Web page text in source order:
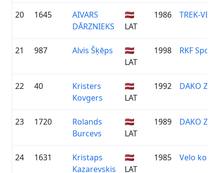
20 1645
AIVARS
DĀRZNIEKS
🇱🇻
LAT
1986 TREK-
21 987 Alvis Šķēps
🇱🇻
LAT
1998 RKF
22 40
Kristers
Kovgers
🇱🇻
LAT
1992 DAKO
23 1720
Rolands
Burcevs
🇱🇻
LAT
1989 DAKO
24 1631
Kristaps
Kazarevskis
🇱🇻
LAT
1985 Velo